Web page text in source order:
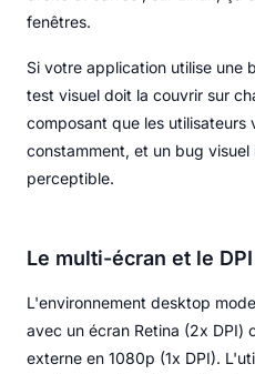
fenêtres.
Si votre application utilise une
test visuel doit la couvrir sur
composant que les utilisateurs
constamment, et un bug
perceptible.
Le multi-écran et le
L'environnement desktop
avec un écran Retina (2x DPI)
externe en 1080p (1x DPI).